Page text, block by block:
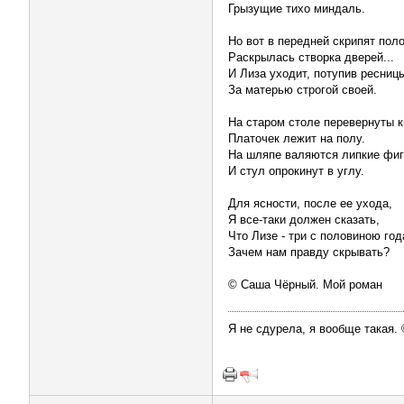
Грызущие тихо миндаль.
Но вот в передней скрипят
Раскрылась створка дверей...
И Лиза уходит, потупив
За матерью строгой своей.
На старом столе перевернуты
Платочек лежит на полу.
На шляпе валяются липкие
И стул опрокинут в углу.
Для ясности, после ее ухода,
Я все-таки должен сказать,
Что Лизе - три с половиною
Зачем нам правду скрывать?
© Саша Чёрный. Мой роман
Я не сдурела, я вообще такая.